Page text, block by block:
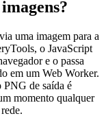
uma imagem para a
o JavaScript
e o passa
em um Web Worker.
PNG de saída é
momento qualquer